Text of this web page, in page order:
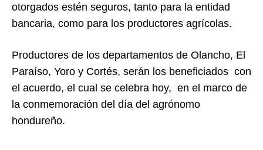
otorgados estén seguros, tanto para la entidad
bancaria, como para los productores agrícolas.
Productores de los departamentos de Olancho, El
Paraíso, Yoro y Cortés, serán los beneficiados con
el acuerdo, el cual se celebra hoy, en el marco de
la conmemoración del día del agrónomo
hondureño.